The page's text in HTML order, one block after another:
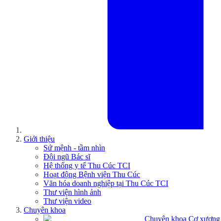
Giới thiệu
Sứ mệnh - tầm nhìn
Đội ngũ Bác sĩ
Hệ thống y tế Thu Cúc TCI
Hoạt động Bệnh viện Thu Cúc
Văn hóa doanh nghiệp tại Thu Cúc TCI
Thư viện hình ảnh
Thư viện video
Chuyên khoa
Chuyên khoa Cơ